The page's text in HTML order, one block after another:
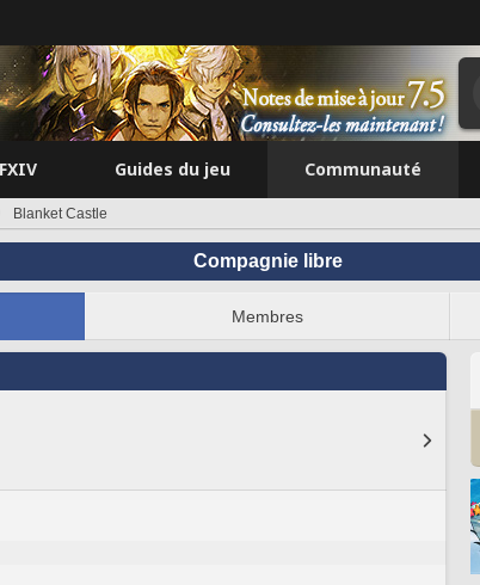
Guides du jeu Communauté
Blanket Castle
Compagnie libre
Membres